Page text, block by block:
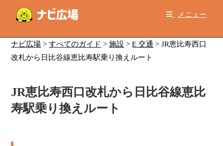
メニュー
ナビ広場 >すべてのガイド >施設 >E 交通 >JR恵比寿西口
改札から日比谷線恵比寿駅乗り換えルート
JR恵比寿西口改札から日比谷線恵比
寿駅乗り換えルート